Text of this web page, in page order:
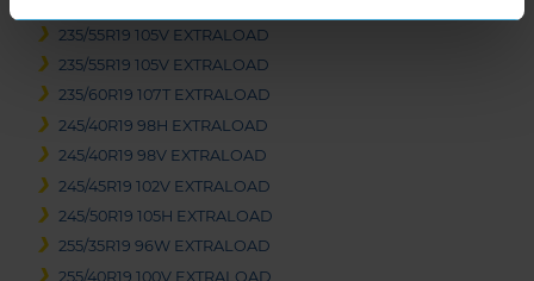
235/55R19 105V EXTRALOAD
235/55R19 105V EXTRALOAD
235/60R19 107T EXTRALOAD
245/40R19 98H EXTRALOAD
245/40R19 98V EXTRALOAD
245/45R19 102V EXTRALOAD
245/50R19 105H EXTRALOAD
255/35R19 96W EXTRALOAD
255/40R19 100V EXTRALOAD